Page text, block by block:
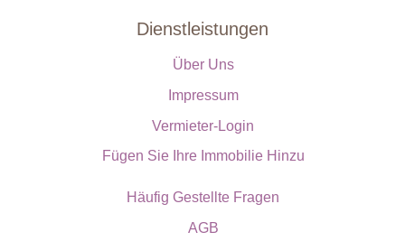
Dienstleistungen
Über Uns
Impressum
Vermieter-Login
Fügen Sie Ihre Immobilie Hinzu
Häufig Gestellte Fragen
AGB